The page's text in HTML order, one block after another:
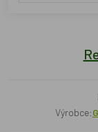
Výrobce: